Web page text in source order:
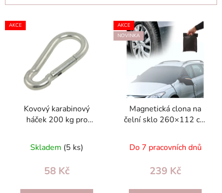
p
V
ý
AKCE
Kovový karabinový
háček 200 kg pro
stříbrný 8×3,5 cm
Skladem (5 ks)
58 Kč
AKCE
NOVINKA
Magnetická clona na
čelní sklo 260×112 cm
háčky proti mrazu a
slunci
Do 7 pracovních dnů
239 Kč